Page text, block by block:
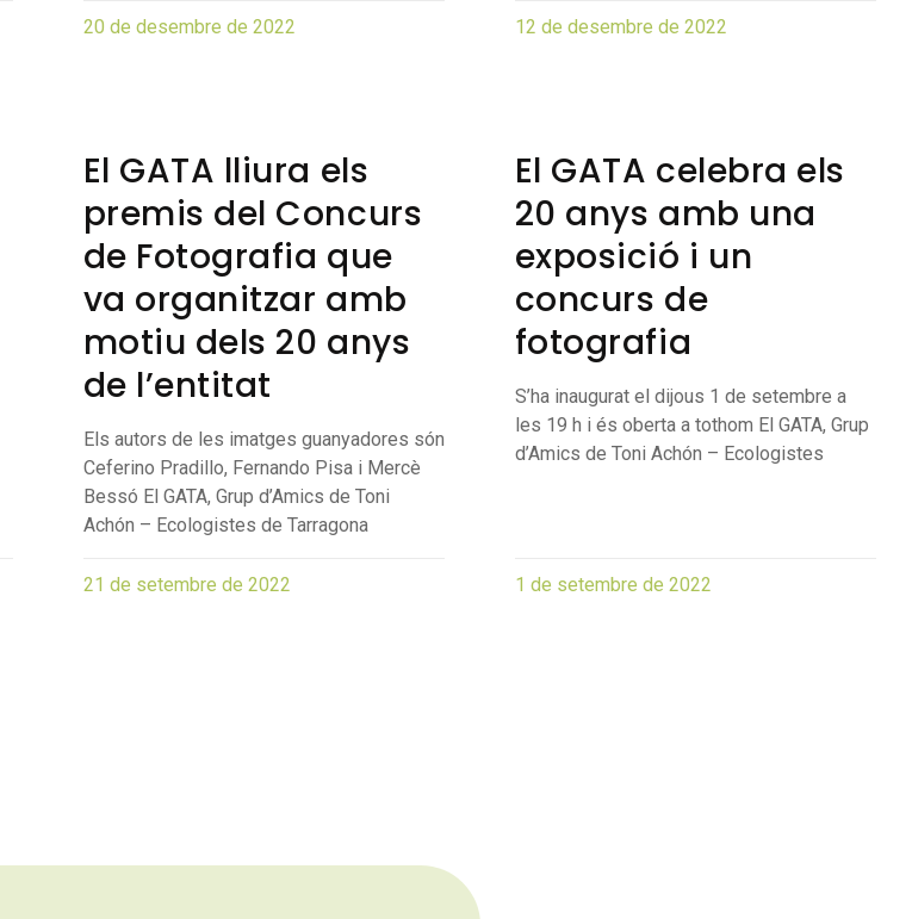
20 de desembre de 2022 12 de desembre de 2022
El GATA lliura els
premis del Concurs
de Fotografia que
va organitzar amb
motiu dels 20 anys
de l’entitat
Els autors de les imatges guanyadores són
Ceferino Pradillo, Fernando Pisa i Mercè
Bessó El GATA, Grup d’Amics de Toni
Achón – Ecologistes de Tarragona
21 de setembre de 2022
El GATA celebra els
20 anys amb una
exposició i un
concurs de
fotografia
S’ha inaugurat el dijous 1 de setembre a
les 19 h i és oberta a tothom El GATA, Grup
d’Amics de Toni Achón – Ecologistes
1 de setembre de 2022